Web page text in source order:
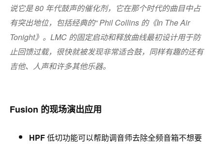
说它是 80 年代鼓声的催化剂，它在那个时代的曲目中占
有突出地位，包括经典的“ Phil Collins 的《In The Air
Tonight》。LMC 的固定启动和释放曲线最初设计用于防
止回馈过载，很快就被发现非常适合鼓，同样有趣的还有
吉他、人声和许多其他乐器。
Fusion 的现场演出应用
HPF低切功能可以帮助调音师去除全频音箱不想要